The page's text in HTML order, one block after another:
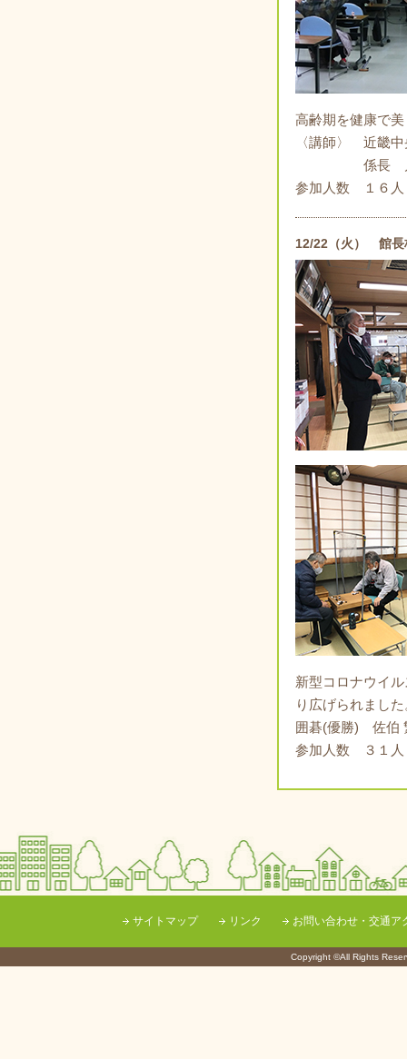
高齢期を健康で
〈講師〉 近畿
係長 戸川
参加人数 １６人
12/22（火） 館
新型コロナウイ
り広げられまし
囲碁(優勝) 佐
参加人数 ３１人
サイトマップ リンク お問い合わせ・交通ア
Copyright ©All Rights